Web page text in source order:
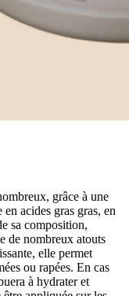
grâce à une
acides gras gras, en
sa composition,
de nombreux atouts
elle permet
ou rapées. En cas
à hydrater et